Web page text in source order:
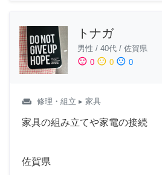
トナガ
男性 / 40代 / 佐賀県
sentiment_satisfied 0 sentiment_neutral 0 sentiment_dissatisfied 0
weekend 修理・組立 ▸ 家具
家具の組み立てや家電の接続
佐賀県